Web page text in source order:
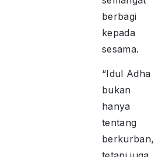
berbagi
kepada
sesama.
“Idul Adha
bukan
hanya
tentang
berkurban,